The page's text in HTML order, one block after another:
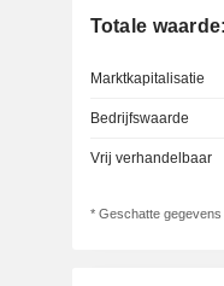
Totale
Marktkapitalisatie
Bedrijfswaarde
Vrij verhandelbaar
* Geschatte gegevens